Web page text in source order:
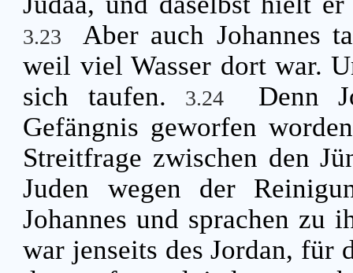
3.23
Aber auch Johannes
weil viel Wasser dort war.
sich taufen.
3.24
Denn
Gefängnis geworfen
Streitfrage zwischen den
Juden wegen der
Johannes und sprachen zu
war jenseits des Jordan, für